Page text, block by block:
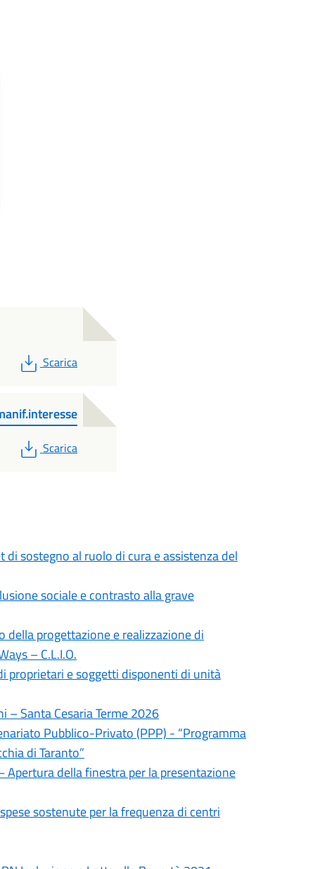
PDF
Scarica
PDF
Scarica
sostegno al ruolo di cura e assistenza del
sociale e contrasto alla grave
progettazione e realizzazione di
– C.L.I.O.
proprietari e soggetti disponenti di unità
– Santa Cesaria Terme 2026
Pubblico-Privato (PPP) - “Programma
di Taranto”
Apertura della finestra per la presentazione
sostenute per la frequenza di centri